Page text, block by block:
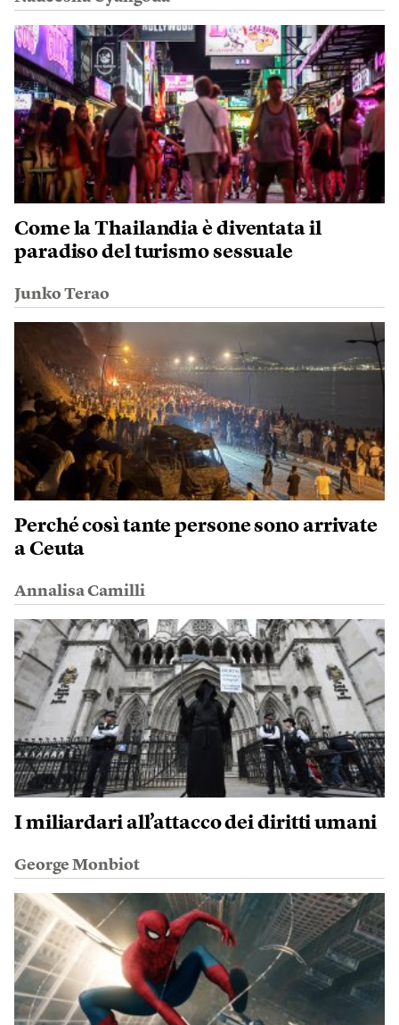
Come la Thailandia è diventata il
paradiso del turismo sessuale
Junko Terao
Perché così tante persone sono arrivate
a Ceuta
Annalisa Camilli
I miliardari all’attacco dei diritti umani
George Monbiot